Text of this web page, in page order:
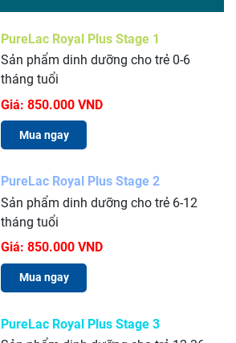
PureLac Royal Plus Stage 1
Sản phẩm dinh dưỡng cho trẻ 0-6
tháng tuổi
Giá: 850.000 VND
Mua ngay
PureLac Royal Plus Stage 2
Sản phẩm dinh dưỡng cho trẻ 6-12
tháng tuổi
Giá: 850.000 VND
Mua ngay
PureLac Royal Plus Stage 3